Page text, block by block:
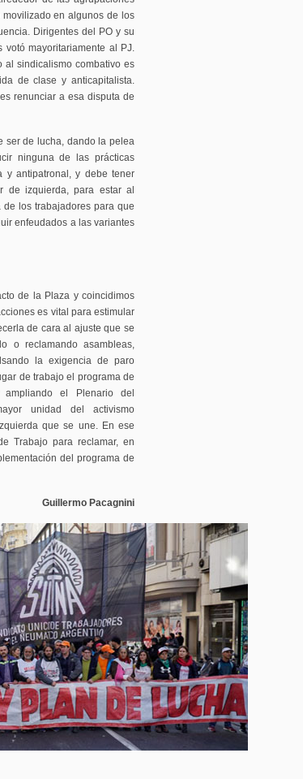
en algunos de los
Dirigentes del PO y su
mayoritariamente al PJ.
al sindicalismo combativo es
de clase y anticapitalista.
renunciar a esa disputa de
ser de lucha, dando la pelea
ninguna de las prácticas
y antipatronal, y debe tener
de izquierda, para estar al
los trabajadores para que
enfeudados a las variantes
de la Plaza y coincidimos
es vital para estimular
de cara al ajuste que se
o reclamando asambleas,
la exigencia de paro
de trabajo el programa de
el Plenario del
unidad del activismo
que se une. En ese
Trabajo para reclamar, en
del programa de
Guillermo Pacagnini